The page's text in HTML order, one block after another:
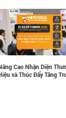
Cao Nhận Diện
và Thúc Đẩy Tăng